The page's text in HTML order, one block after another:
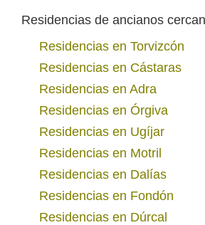
Residencias de ancianos
Residencias en Torvizcón
Residencias en Cástaras
Residencias en Adra
Residencias en Órgiva
Residencias en Ugíjar
Residencias en Motril
Residencias en Dalías
Residencias en Fondón
Residencias en Dúrcal